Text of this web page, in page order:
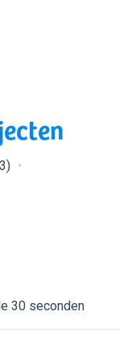
30 seconden